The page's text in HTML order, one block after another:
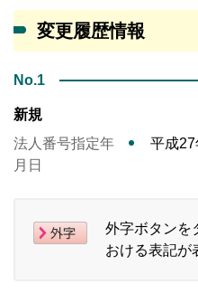
変更履歴情報
No.1
新規
法人番号指定年
月日
平成27
外字ボタンを
おける表記が